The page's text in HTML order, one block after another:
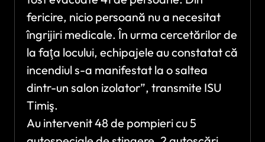
fericire, nicio persoană nu a necesitat
îngrijiri medicale. În urma cercetărilor de
la faţa locului, echipajele au constatat că
incendiul s-a manifestat la o saltea
dintr-un salon izolator”, transmite ISU
Timiş.
Au intervenit 48 de pompieri cu 5